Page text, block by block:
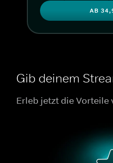
AB
Gib deinem
Erleb jetzt die Vorteile